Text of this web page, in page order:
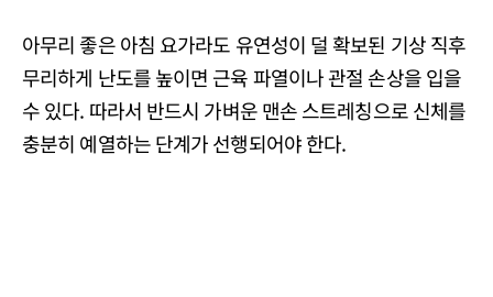
아무리 좋은 아침 요가라도 유연성이 덜 확보된 기상 직후
무리하게 난도를 높이면 근육 파열이나 관절 손상을 입을
수 있다. 따라서 반드시 가벼운 맨손 스트레칭으로 신체를
충분히 예열하는 단계가 선행되어야 한다.